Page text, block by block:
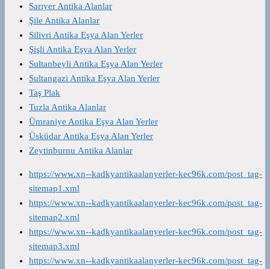
Sarıyer Antika Alanlar
Şile Antika Alanlar
Silivri Antika Eşya Alan Yerler
Şişli Antika Eşya Alan Yerler
Sultanbeyli Antika Eşya Alan Yerler
Sultangazi Antika Eşya Alan Yerler
Taş Plak
Tuzla Antika Alanlar
Ümraniye Antika Eşya Alan Yerler
Üsküdar Antika Eşya Alan Yerler
Zeytinburnu Antika Alanlar
https://www.xn--kadkyantikaalanyerler-kec96k.com/post_tag-
sitemap1.xml
https://www.xn--kadkyantikaalanyerler-kec96k.com/post_tag-
sitemap2.xml
https://www.xn--kadkyantikaalanyerler-kec96k.com/post_tag-
sitemap3.xml
https://www.xn--kadkyantikaalanyerler-kec96k.com/post_tag-